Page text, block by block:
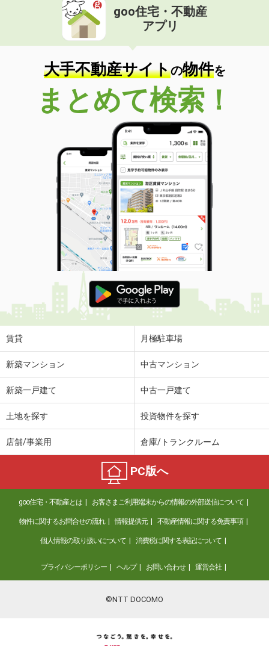
goo住宅・不動産
アプリ
大手不動産サイトの物件を
まとめて検索！
賃貸 月極駐車場
新築マンション 中古マンション
新築一戸建て 中古一戸建て
土地を探す 投資物件を探す
店舗/事業用 倉庫/トランクルーム
PC版へ
goo住宅・不動産とは お客さまご利用端末からの情報の外部送信について
物件に関するお問合せの流れ 情報提供元 不動産情報に関する免責事項
個人情報の取り扱いについて 消費税に関する表記について
プライバシーポリシー ヘルプ お問い合わせ 運営会社
©NTT DOCOMO